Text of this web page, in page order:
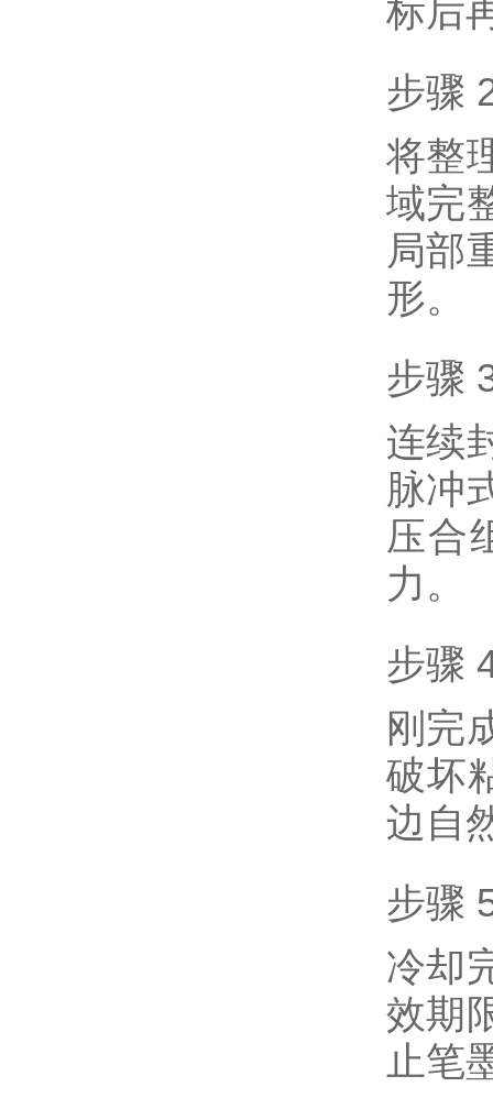
标后
步骤
将整
域完
局部
形。
步骤
连续
脉冲
压合
力。
步骤
刚完
破坏
边自
步骤
冷却
效期
止笔